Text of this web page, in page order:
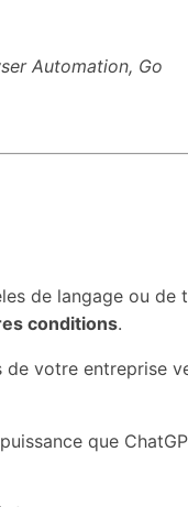
Automation, Go
de langage ou
conditions.
votre entreprise
que